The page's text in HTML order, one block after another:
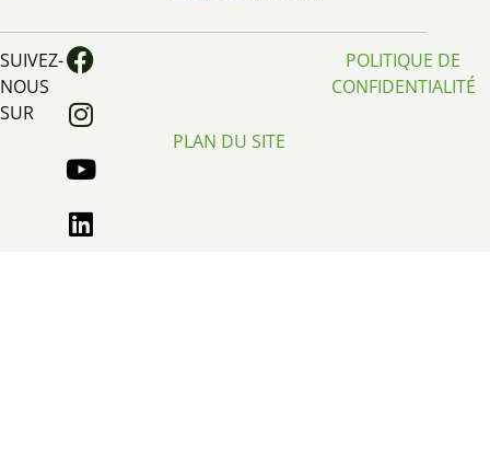
SUIVEZ-
NOUS
SUR
PLAN DU SITE
POLITIQUE DE
CONFIDENTIALITÉ